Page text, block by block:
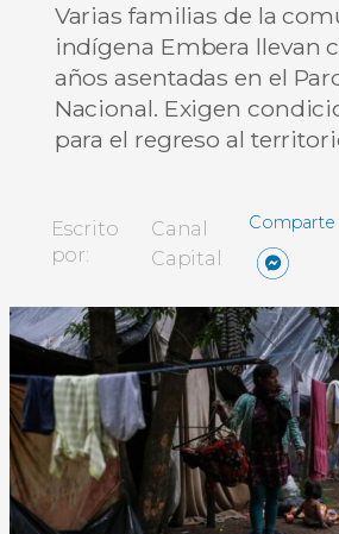
Varias familias de la
indígena Embera llevan
años asentadas en el
Nacional. Exigen
para el regreso al
Escrito
por:
Canal
Capital